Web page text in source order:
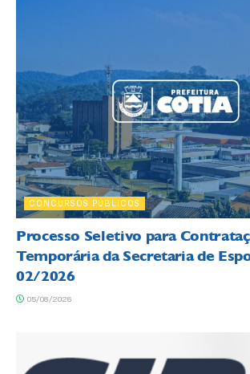
CONCURSOS PÚBLICOS
Processo Seletivo para
Temporária da Secretaria de
02/2026
05/08/2026